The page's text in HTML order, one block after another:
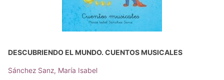
DESCUBRIENDO EL MUNDO. CUENTOS MUSICALES
Sánchez Sanz, María Isabel